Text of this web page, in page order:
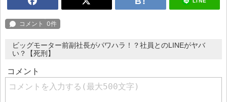
ビッグモーター前副社長がパワハラ！？社員とのLINEがヤバ
い？【死刑】